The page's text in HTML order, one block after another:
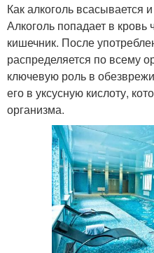
Как алкоголь всасывается
Алкоголь попадает в кровь
кишечник. После
распределяется по всему
ключевую роль в
его в уксусную кислоту,
организма.